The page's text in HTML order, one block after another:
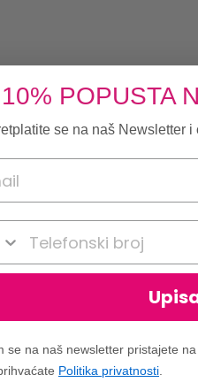
10% POPUSTA
se na naš Newsletter
broj
se na naš newsletter pristajete
Politika privatnosti